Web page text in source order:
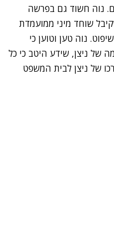
נוה חשוד גם בפרשה
שוחד מיני ממועמדת
נוה טען וטוען כי
של ניצן, שידע היטב כי כל
של ניצן לבית המשפט